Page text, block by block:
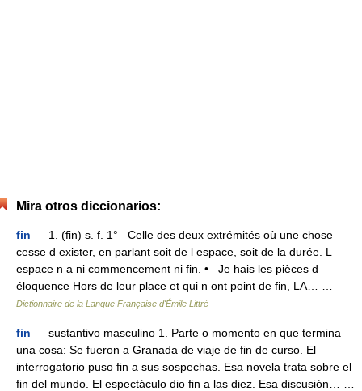
Mira otros diccionarios:
fin — 1. (fin) s. f. 1° Celle des deux extrémités où une chose
cesse d exister, en parlant soit de l espace, soit de la durée. L
espace n a ni commencement ni fin. • Je hais les pièces d
éloquence Hors de leur place et qui n ont point de fin, LA… …
Dictionnaire de la Langue Française d'Émile Littré
fin — sustantivo masculino 1. Parte o momento en que termina
una cosa: Se fueron a Granada de viaje de fin de curso. El
interrogatorio puso fin a sus sospechas. Esa novela trata sobre el
fin del mundo. El espectáculo dio fin a las diez. Esa discusión… …